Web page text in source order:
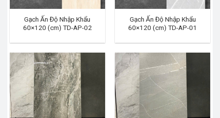
Gạch Ấn Độ Nhập Khẩu
60×120 (cm) TD-AP-02
Gạch Ấn Độ Nhập Khẩu
60×120 (cm) TD-AP-01